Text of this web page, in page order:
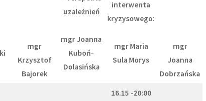
mgr
Krzysztof
Bajorek
uzależnień
mgr Joanna
Kuboń-
Dolasińska
interwenta
kryzysowego:
mgr Maria
Sula Morys
mgr
Joanna
Dobrzańska
16.15 -20:00